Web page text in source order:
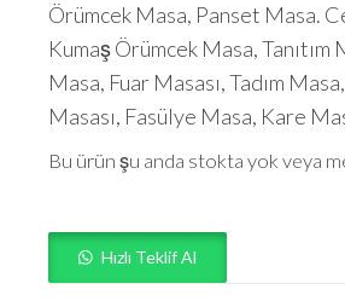
Örümcek Masa, Panset Masa.
Kumaş Örümcek Masa, Tanıtım
Masa, Fuar Masası, Tadım
Masası, Fasülye Masa, Kare
Bu ürün şu anda stokta yok veya
Hızlı Teklif Al